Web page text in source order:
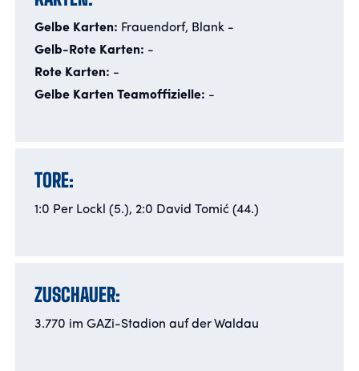
Gelbe Karten: Frauendorf, Blank -
Gelb-Rote Karten: -
Rote Karten: -
Gelbe Karten Teamoffizielle: -
TORE:
1:0 Per Lockl (5.), 2:0 David Tomić (44.)
ZUSCHAUER:
3.770 im GAZi-Stadion auf der Waldau